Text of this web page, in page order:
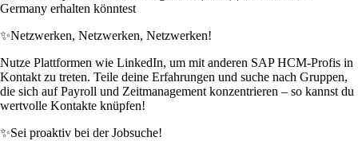
Germany erhalten könntest
✨Netzwerken, Netzwerken, Netzwerken!
Nutze Plattformen wie LinkedIn, um mit anderen SAP HCM-Profis in
Kontakt zu treten. Teile deine Erfahrungen und suche nach Gruppen,
die sich auf Payroll und Zeitmanagement konzentrieren – so kannst du
wertvolle Kontakte knüpfen!
✨Sei proaktiv bei der Jobsuche!